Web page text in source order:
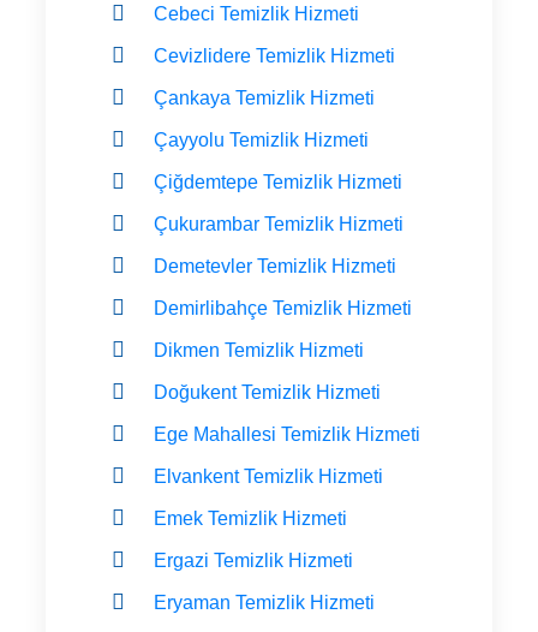
Cebeci Temizlik Hizmeti
Cevizlidere Temizlik Hizmeti
Çankaya Temizlik Hizmeti
Çayyolu Temizlik Hizmeti
Çiğdemtepe Temizlik Hizmeti
Çukurambar Temizlik Hizmeti
Demetevler Temizlik Hizmeti
Demirlibahçe Temizlik Hizmeti
Dikmen Temizlik Hizmeti
Doğukent Temizlik Hizmeti
Ege Mahallesi Temizlik Hizmeti
Elvankent Temizlik Hizmeti
Emek Temizlik Hizmeti
Ergazi Temizlik Hizmeti
Eryaman Temizlik Hizmeti